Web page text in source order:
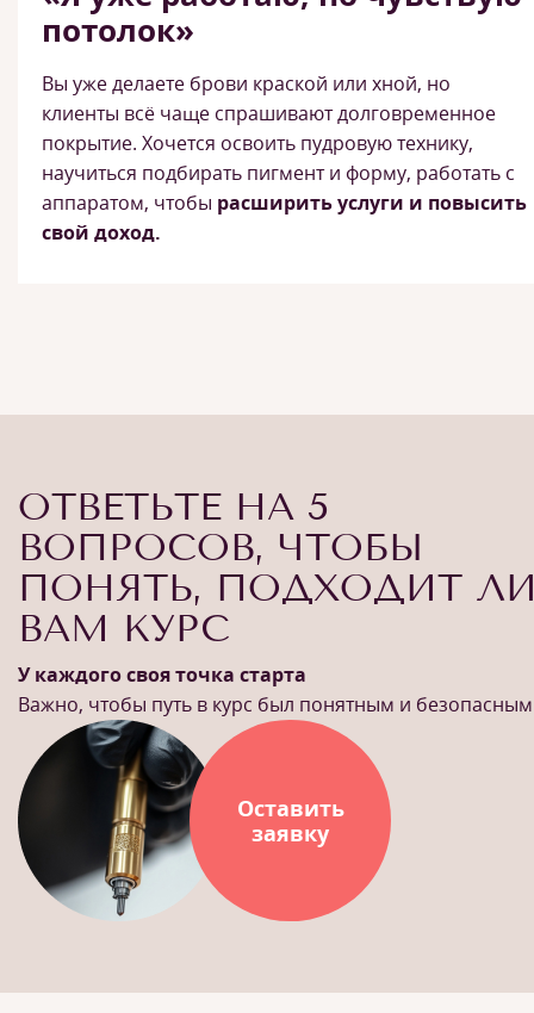
потолок»
Вы уже делаете брови краской или хной, но
клиенты всё чаще спрашивают долговременное
покрытие. Хочется освоить пудровую технику,
научиться подбирать пигмент и форму, работать с
аппаратом, чтобы расширить услуги и повысить
свой доход.
ОТВЕТЬТЕ НА 5
ВОПРОСОВ, ЧТОБЫ
ПОНЯТЬ, ПОДХОДИТ
ВАМ КУРС
У каждого своя точка старта
Важно, чтобы путь в курс был понятным и безопасным
Оставить
заявку